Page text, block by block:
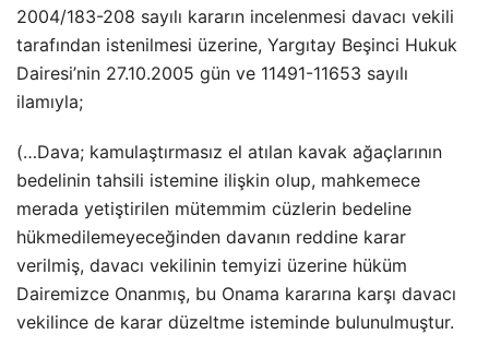
2004/183-208 sayılı kararın incelenmesi davacı vekili
tarafından istenilmesi üzerine, Yargıtay Beşinci Hukuk
Dairesi’nin 27.10.2005 gün ve 11491-11653 sayılı
ilamıyla;
(…Dava; kamulaştırmasız el atılan kavak ağaçlarının
bedelinin tahsili istemine ilişkin olup, mahkemece
merada yetiştirilen mütemmim cüzlerin bedeline
hükmedilemeyeceğinden davanın reddine karar
verilmiş, davacı vekilinin temyizi üzerine hüküm
Dairemizce Onanmış, bu Onama kararına karşı davacı
vekilince de karar düzeltme isteminde bulunulmuştur.